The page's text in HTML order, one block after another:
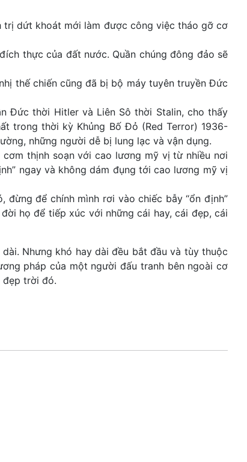
trị dứt khoát mới làm được công việc tháo gỡ cơ
thực của đất nước. Quần chúng đông đảo sẽ
thế chiến cũng đã bị bộ máy tuyên truyền Đức
Đức thời Hitler và Liên Sô thời Stalin, cho thấy
trong thời kỳ Khủng Bố Đỏ (Red Terror) 1936-
những người dễ bị lung lạc và vận dụng.
thịnh soạn với cao lương mỹ vị từ nhiều nơi
ngay và không dám đụng tới cao lương mỹ vị
để chính mình rơi vào chiếc bẫy “ổn định”
họ để tiếp xúc với những cái hay, cái đẹp, cái
Nhưng khó hay dài đều bắt đầu và tùy thuộc
pháp của một người đấu tranh bên ngoài cơ
đẹp trời đó.